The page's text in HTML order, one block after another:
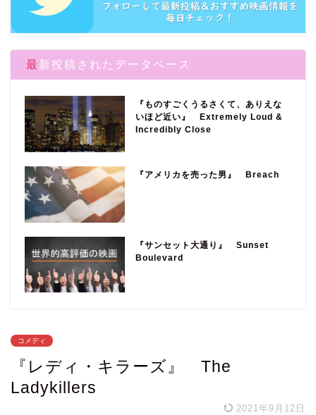
最新投稿されたデータベース
『ものすごくうるさくて、ありえな
いほど近い』 Extremely Loud &
Incredibly Close
『アメリカを売った男』 Breach
『サンセット大通り』 Sunset
Boulevard
コメディ
『レディ・キラーズ』 The
Ladykillers
2021年9月12日